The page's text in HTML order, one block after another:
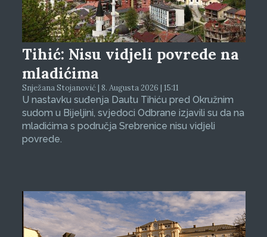
Tihić: Nisu vidjeli povrede na
mladićima
Snježana Stojanović | 8. Augusta 2026 | 15:11
U nastavku suđenja Dautu Tihiću pred Okružnim
sudom u Bijeljini, svjedoci Odbrane izjavili su da na
mladićima s područja Srebrenice nisu vidjeli
povrede.